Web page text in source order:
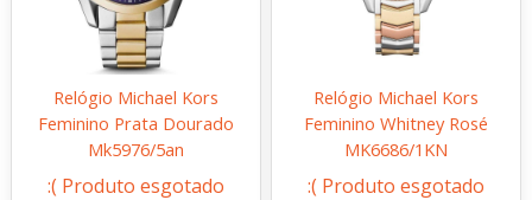
Relógio Michael Kors
Feminino Prata Dourado
Mk5976/5an
:( Produto esgotado
Relógio Michael Kors
Feminino Whitney Rosé
MK6686/1KN
:( Produto esgotado